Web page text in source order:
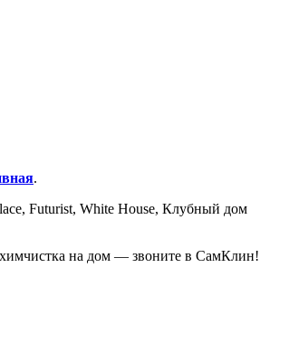
.
Futurist, White House, Клубный дом
химчистка на дом — звоните в СамКлин!